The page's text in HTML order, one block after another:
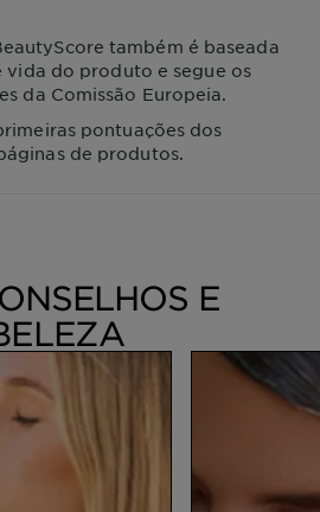
também é baseada
vida do produto e segue os
da Comissão Europeia.
pontuações dos
de produtos.
E